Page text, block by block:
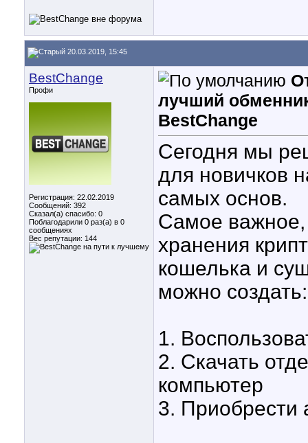
20.03.2019, 15:45
BestChange
Профи
Регистрация: 22.02.2019
Сообщений: 392
Сказал(а) спасибо: 0
Поблагодарили 0 раз(а) в 0
сообщениях
Вес репутации: 144
лучший
BestChange
Сегодня мы
для новичков
самых основ.
Самое важное,
хранения
кошелька и
можно создать:
1.
2. Скачать
компьютер
3. Приобрести